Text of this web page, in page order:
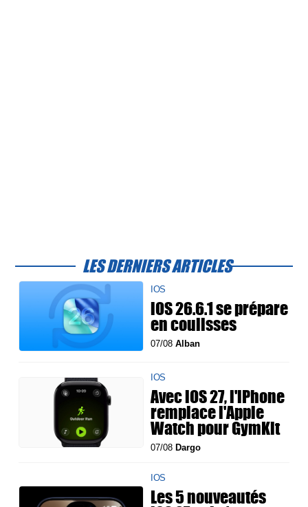
LES DERNIERS ARTICLES
IOS
iOS 26.6.1 se prépare
en coulisses
07/08Alban
IOS
Avec iOS 27, l'iPhone
remplace l'Apple
Watch pour GymKit
07/08 Dargo
IOS
Les 5 nouveautés